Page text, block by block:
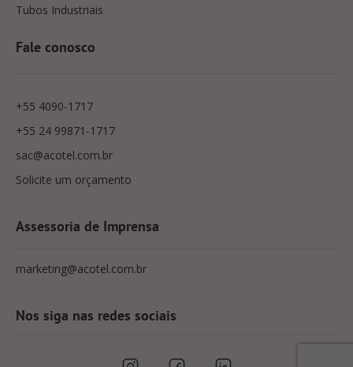
Tubos Industriais
Fale conosco
+55 4090-1717
+55 24 99871-1717
sac@acotel.com.br
Solicite um orçamento
Assessoria de Imprensa
marketing@acotel.com.br
Nos siga nas redes sociais